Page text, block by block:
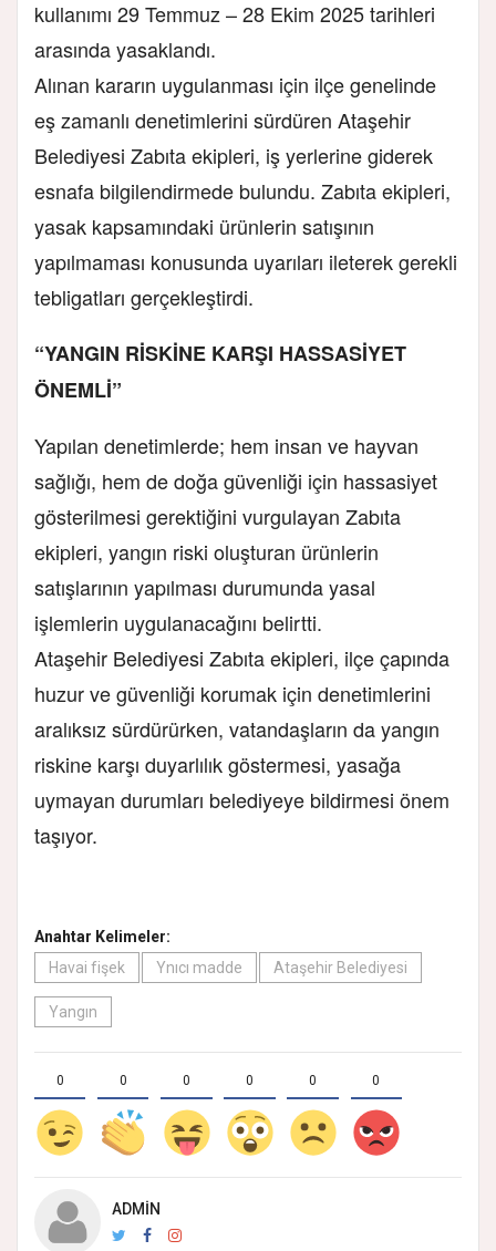
kullanımı 29 Temmuz – 28 Ekim 2025 tarihleri
arasında yasaklandı.
Alınan kararın uygulanması için ilçe genelinde
eş zamanlı denetimlerini sürdüren Ataşehir
Belediyesi Zabıta ekipleri, iş yerlerine giderek
esnafa bilgilendirmede bulundu. Zabıta ekipleri,
yasak kapsamındaki ürünlerin satışının
yapılmaması konusunda uyarıları ileterek gerekli
tebligatları gerçekleştirdi.
“YANGIN RİSKİNE KARŞI HASSASİYET
ÖNEMLİ”
Yapılan denetimlerde; hem insan ve hayvan
sağlığı, hem de doğa güvenliği için hassasiyet
gösterilmesi gerektiğini vurgulayan Zabıta
ekipleri, yangın riski oluşturan ürünlerin
satışlarının yapılması durumunda yasal
işlemlerin uygulanacağını belirtti.
Ataşehir Belediyesi Zabıta ekipleri, ilçe çapında
huzur ve güvenliği korumak için denetimlerini
aralıksız sürdürürken, vatandaşların da yangın
riskine karşı duyarlılık göstermesi, yasağa
uymayan durumları belediyeye bildirmesi önem
taşıyor.
Anahtar Kelimeler:
Havai fişek
Ynıcı madde Ataşehir Belediyesi
Yangın
0 0 0 0 0 0
ADMIN